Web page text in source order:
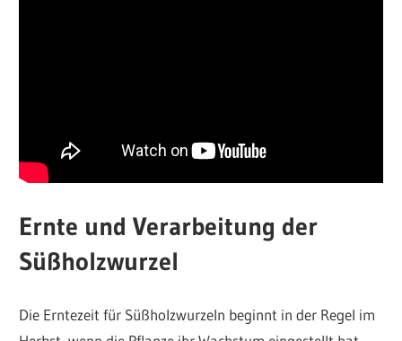
Ernte und Verarbeitung der
Süßholzwurzel
Die Erntezeit für Süßholzwurzeln beginnt in der Regel im